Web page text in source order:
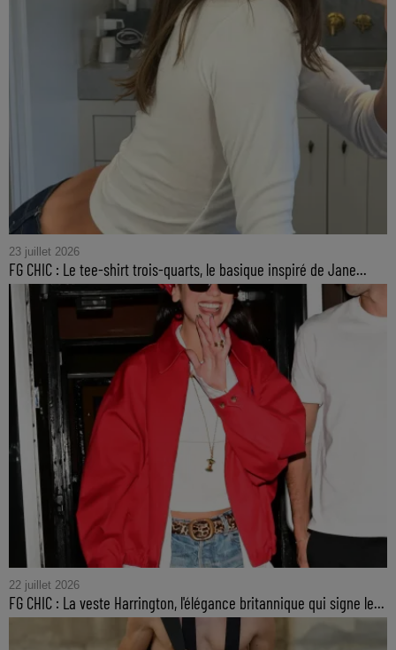
23 juillet 2026
FG CHIC : Le tee-shirt trois-quarts, le basique inspiré de Jane...
22 juillet 2026
FG CHIC : La veste Harrington, l'élégance britannique qui signe le...